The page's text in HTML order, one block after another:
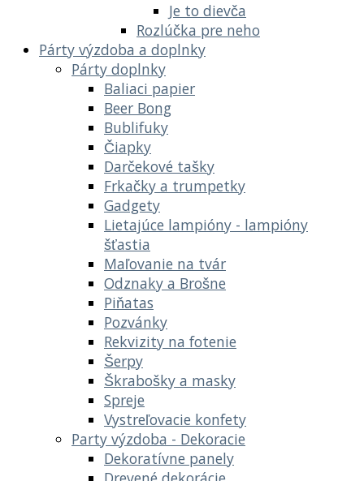
Je to dievča
Rozlúčka pre neho
Párty výzdoba a doplnky
Párty doplnky
Baliaci papier
Beer Bong
Bublifuky
Čiapky
Darčekové tašky
Frkačky a trumpetky
Gadgety
Lietajúce lampióny - lampióny
šťastia
Maľovanie na tvár
Odznaky a Brošne
Piňatas
Pozvánky
Rekvizity na fotenie
Šerpy
Škrabošky a masky
Spreje
Vystreľovacie konfety
Party výzdoba - Dekoracie
Dekoratívne panely